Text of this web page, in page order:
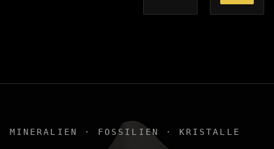
MINERALIEN · FOSSILIEN · KRISTALLE